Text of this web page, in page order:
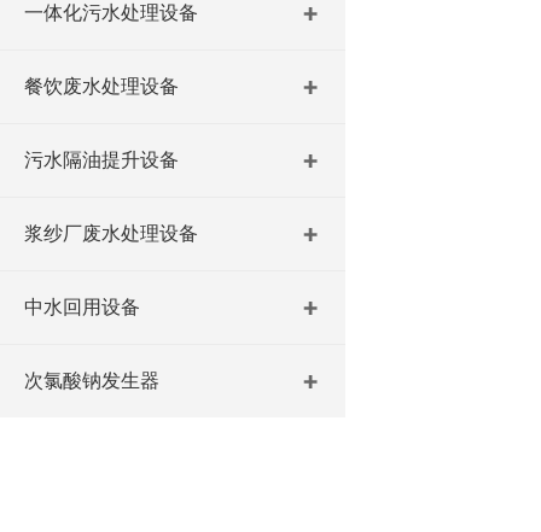
一体化污水处理设备
餐饮废水处理设备
污水隔油提升设备
浆纱厂废水处理设备
中水回用设备
次氯酸钠发生器